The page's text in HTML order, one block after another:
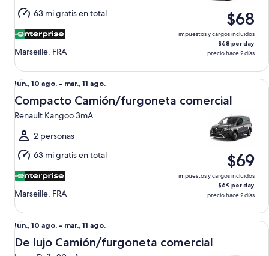
ago. 63 mi gratis en total
Marseille, FRA
$68
impuestos y cargos incluidos
$68 per day
precio hace 2 días
Del
lun.,
10
ago.
al
mar.,
11
ago.
lun., 10 ago. - mar., 11 ago.
Compacto Camión/furgoneta comercial
Renault Kangoo 3mA
2 personas
63 mi gratis en total
Marseille, FRA
$69
impuestos y cargos incluidos
$69 per day
precio hace 2 días
Compacto Camión/furgoneta comercial Renault Kangoo
Del
lun.,
10
lun., 10 ago. - mar., 11 ago.
De lujo Camión/furgoneta comercial
De lujo Camión/furgoneta comercial Iveco Daily 20mA